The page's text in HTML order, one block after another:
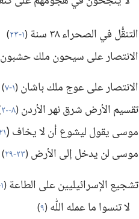
التنقُّل في الصحراء ٣٨ سنة (‏١-‏٢٣ )‏
الانتصار على سيحون ملك حشبون
الانتصار على عوج ملك باشان(‏١-‏٧ )‏
تقسيم الأرض شرق نهر الأردن(‏٨-‏٢٠
موسى يقول ليشوع أن لا يخاف (‏٢١،‏ ٢٢
موسى لن يدخل إلى الأرض(‏٢٣-‏٢٩ )‏
تشجيع الإسرائيليين على الطاعة(‏١-‏١٤
لا تنسوا ما عمله اللّٰه(‏٩)‏